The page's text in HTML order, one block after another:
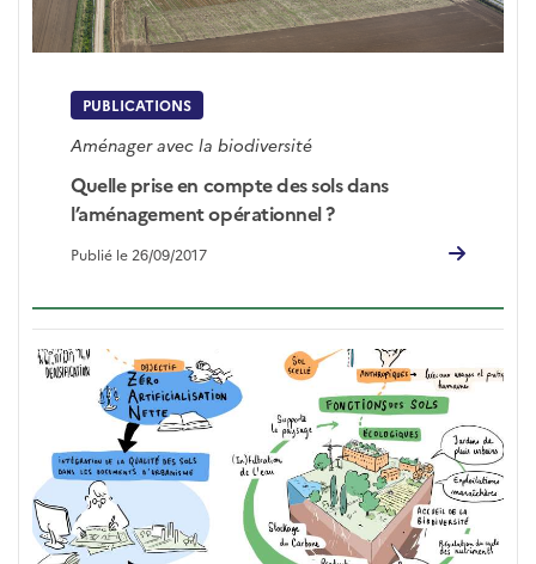
PUBLICATIONS
Aménager avec la biodiversité
Quelle prise en compte des sols dans
l’aménagement opérationnel ?
Publié le 26/09/2017